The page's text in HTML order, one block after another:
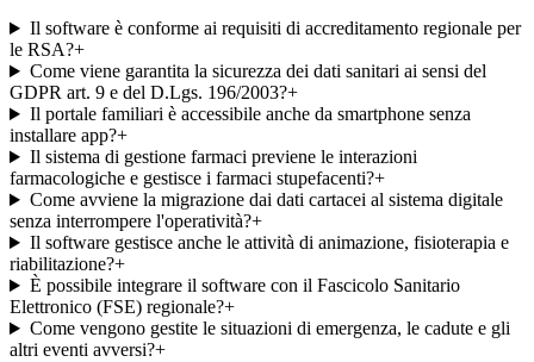
Il software è conforme ai requisiti di accreditamento regionale per
le RSA?+
Come viene garantita la sicurezza dei dati sanitari ai sensi del
GDPR art. 9 e del D.Lgs. 196/2003?+
Il portale familiari è accessibile anche da smartphone senza
installare app?+
Il sistema di gestione farmaci previene le interazioni
farmacologiche e gestisce i farmaci stupefacenti?+
Come avviene la migrazione dai dati cartacei al sistema digitale
senza interrompere l'operatività?+
Il software gestisce anche le attività di animazione, fisioterapia e
riabilitazione?+
È possibile integrare il software con il Fascicolo Sanitario
Elettronico (FSE) regionale?+
Come vengono gestite le situazioni di emergenza, le cadute e gli
altri eventi avversi?+